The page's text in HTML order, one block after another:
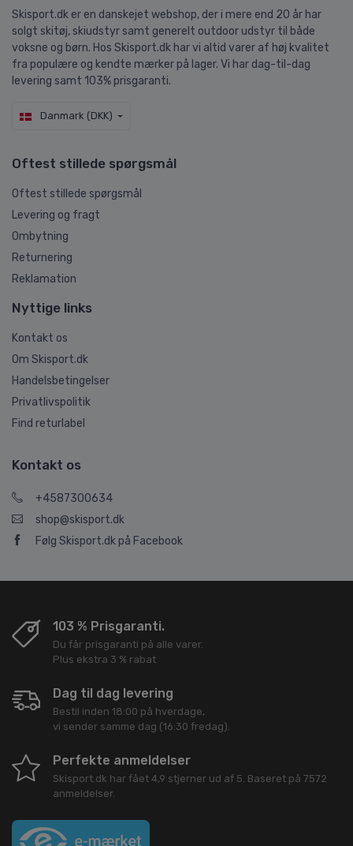
Skisport.dk er en danskejet webshop, der i mere end 20 år har
solgt skitøj, skiudstyr samt generelt outdoor udstyr til både
voksne og børn. Hos Skisport.dk har vi altid varer af høj kvalitet
fra populære og kendte mærker på lager. Vi har dag-til-dag
levering samt 103% prisgaranti.
Danmark (DKK)
Oftest stillede spørgsmål
Oftest stillede spørgsmål
Levering og fragt
Ombytning
Returnering
Reklamation
Nyttige links
Kontakt os
Om Skisport.dk
Handelsbetingelser
Privatlivspolitik
Find returlabel
Kontakt os
+4587300634
shop@skisport.dk
Følg Skisport.dk på Facebook
103 % Prisgaranti.
Du får prisgaranti på alle varer.
Plus ekstra 3 % rabat
Dag til dag levering
Bestil inden 18:00 på hverdage,
vi sender samme dag (16:30 fredag).
Perfekte anmeldelser
Skisport.dk har fået 4,9 stjerner ud af 5. Baseret på 7572
anmeldelser.